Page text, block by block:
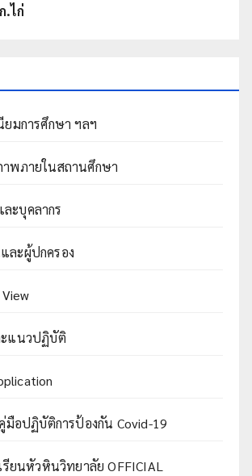
.ไก่
ยมการศึกษา ฯลฯ
พภายในสถานศึกษา
ะบุคลากร
ละผู้ปกครอง
ะแนวปฏิบัติ
มือปฏิบัติการป้องกัน Covid-19
รียนหัวหินวิทยาลัย OFFICIAL